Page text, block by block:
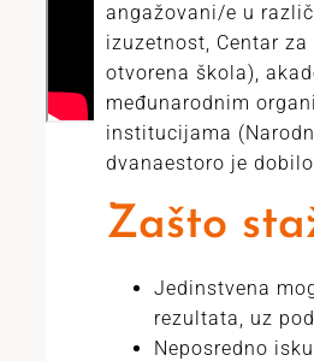
angažovani/e u
izuzetnost, Centar
otvorena škola),
međunarodnim
institucijama
dvanaestoro je
Zašto
Jedinstvena
rezultata, uz
Neposredno